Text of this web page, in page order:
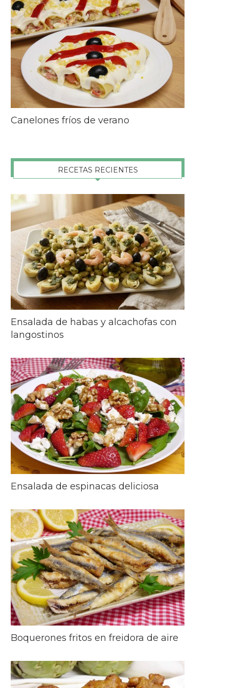
Canelones fríos de verano
RECETAS RECIENTES
Ensalada de habas y alcachofas con
langostinos
Ensalada de espinacas deliciosa
Boquerones fritos en freidora de aire